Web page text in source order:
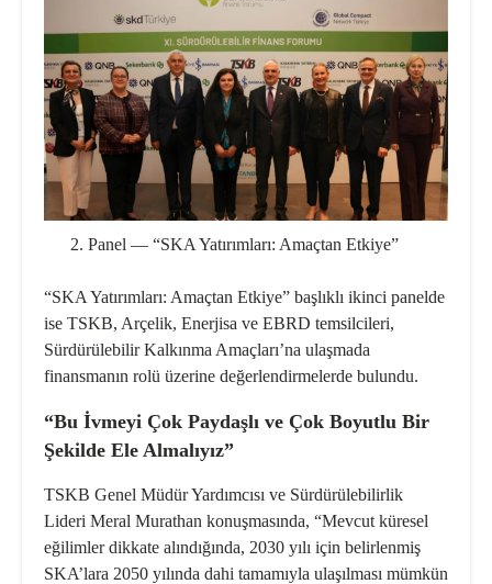
Panel — “SKA Yatırımları: Amaçtan Etkiye”
“SKA Yatırımları: Amaçtan Etkiye” başlıklı ikinci panelde
ise TSKB, Arçelik, Enerjisa ve EBRD temsilcileri,
Sürdürülebilir Kalkınma Amaçları’na ulaşmada
finansmanın rolü üzerine değerlendirmelerde bulundu.
“Bu İvmeyi Çok Paydaşlı ve Çok Boyutlu Bir
Şekilde Ele Almalıyız”
TSKB Genel Müdür Yardımcısı ve Sürdürülebilirlik
Lideri Meral Murathan konuşmasında, “Mevcut küresel
eğilimler dikkate alındığında, 2030 yılı için belirlenmiş
SKA’lara 2050 yılında dahi tamamıyla ulaşılması mümkün